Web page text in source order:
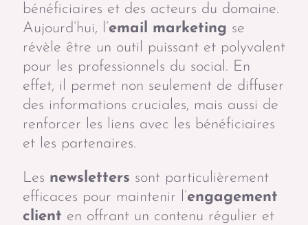
bénéficiaires et des acteurs du domaine.
Aujourd’hui, l’email marketing se
révèle être un outil puissant et polyvalent
pour les professionnels du social. En
effet, il permet non seulement de diffuser
des informations cruciales, mais aussi de
renforcer les liens avec les bénéficiaires
et les partenaires.
Les newsletters sont particulièrement
efficaces pour maintenir l’engagement
client en offrant un contenu régulier et